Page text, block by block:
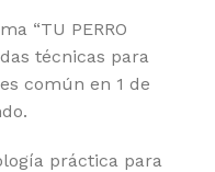
“TU PERRO
técnicas para
común en 1 de
práctica para